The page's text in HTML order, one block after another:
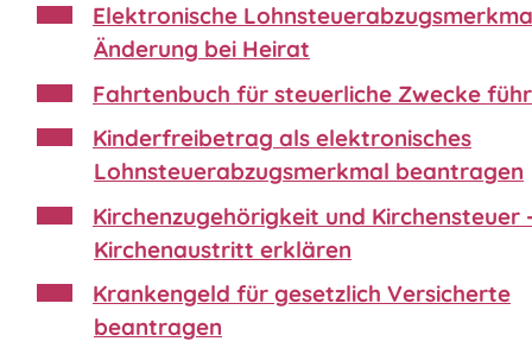
Elektronische
Änderung bei Heirat
Fahrtenbuch für steuerliche Zwecke
Kinderfreibetrag als elektronisches
Lohnsteuerabzugsmerkmal beantragen
Kirchenzugehörigkeit und Kirchensteuer
Kirchenaustritt erklären
Krankengeld für gesetzlich Versicherte
beantragen